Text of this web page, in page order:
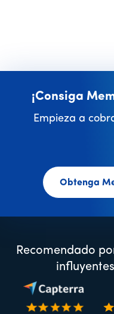
¡Consiga
Empieza a
Obtenga
Recomendado